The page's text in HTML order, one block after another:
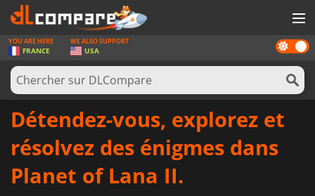
JEUX
CARTES PRÉPAYÉES
LOGICIELS
Dark
mode
YOU ARE HERE
FRANCE
WE ALSO SUPPORT
USA
Détendez-vous, explorez et
résolvez des énigmes dans
Planet of Lana II.